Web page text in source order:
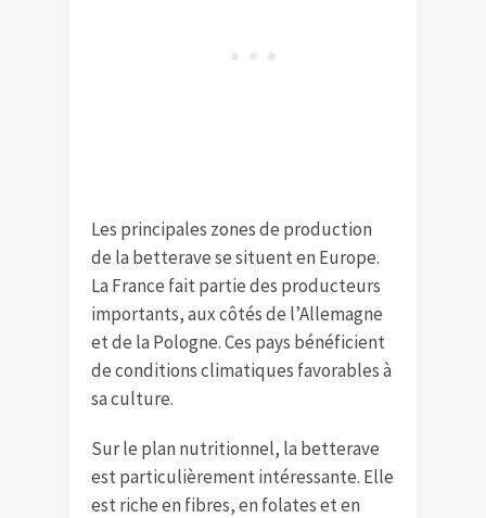
Les principales zones de production
de la betterave se situent en Europe.
La France fait partie des producteurs
importants, aux côtés de l’Allemagne
et de la Pologne. Ces pays bénéficient
de conditions climatiques favorables à
sa culture.
Sur le plan nutritionnel, la betterave
est particulièrement intéressante. Elle
est riche en fibres, en folates et en